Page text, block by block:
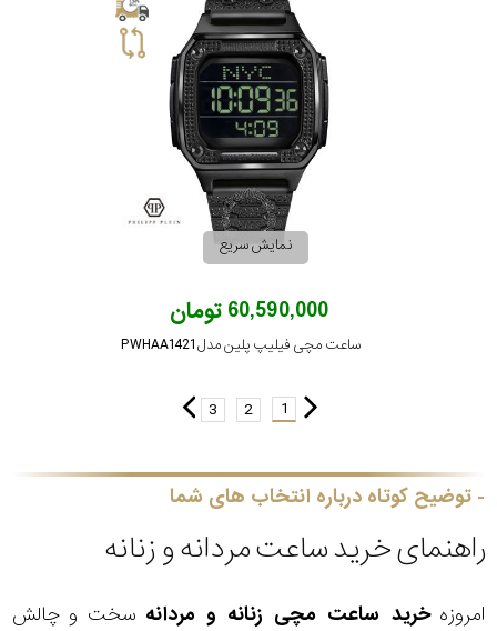
نمایش سریع
60,590,000 تومان
ساعت مچی فیلیپ پلین مدل PWHAA1421
1
2
3
توضیح کوتاه درباره انتخاب های شما
راهنمای خرید ساعت مردانه و زنانه
امروزهخرید ساعت مچی زنانه و مردانه سخت و چالش